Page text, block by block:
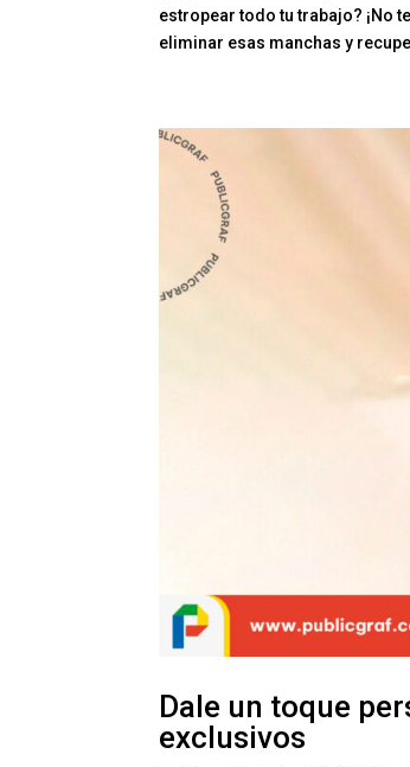
estropear todo tu trabajo? ¡No
eliminar esas manchas y
Dale un toque
exclusivos